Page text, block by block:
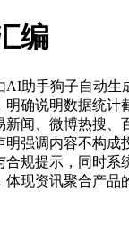
编
AI助手狗子自动生
明确说明数据统计
新闻、微博热搜、
明强调内容不构成
合规提示，同时系
现资讯聚合产品